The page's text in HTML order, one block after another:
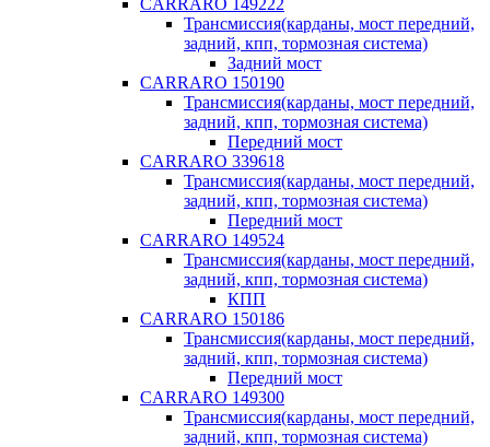
CARRARO 149222
Трансмиссия(карданы, мост передний,
задний, кпп, тормозная система)
Задний мост
CARRARO 150190
Трансмиссия(карданы, мост передний,
задний, кпп, тормозная система)
Передний мост
CARRARO 339618
Трансмиссия(карданы, мост передний,
задний, кпп, тормозная система)
Передний мост
CARRARO 149524
Трансмиссия(карданы, мост передний,
задний, кпп, тормозная система)
КПП
CARRARO 150186
Трансмиссия(карданы, мост передний,
задний, кпп, тормозная система)
Передний мост
CARRARO 149300
Трансмиссия(карданы, мост передний,
задний, кпп, тормозная система)